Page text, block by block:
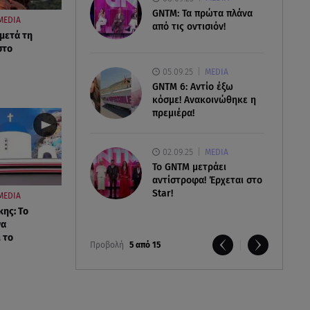
GNTM: Τα πρώτα πλάνα
από τις οντισιόν!
05.09.25 MEDIA
GNTM 6: Αντίο έξω
κόσμε! Ανακοινώθηκε η
πρεμιέρα!
02.09.25 MEDIA
Το GNTM μετράει
αντίστροφα! Έρχεται στο
Star!
Προβολή 5 από 15
τη
Το
το